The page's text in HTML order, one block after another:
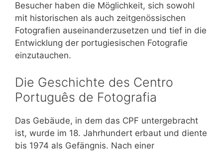
Besucher haben die Möglichkeit, sich sowohl
mit historischen als auch zeitgenössischen
Fotografien auseinanderzusetzen und tief in die
Entwicklung der portugiesischen Fotografie
einzutauchen.
Die Geschichte des Centro
Português de Fotografia
Das Gebäude, in dem das CPF untergebracht
ist, wurde im 18. Jahrhundert erbaut und diente
bis 1974 als Gefängnis. Nach einer